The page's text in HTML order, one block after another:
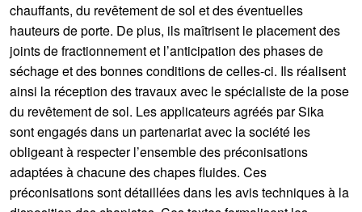
chauffants, du revêtement de sol et des éventuelles
hauteurs de porte. De plus, ils maîtrisent le placement des
joints de fractionnement et l’anticipation des phases de
séchage et des bonnes conditions de celles-ci. Ils réalisent
ainsi la réception des travaux avec le spécialiste de la pose
du revêtement de sol. Les applicateurs agréés par Sika
sont engagés dans un partenariat avec la société les
obligeant à respecter l’ensemble des préconisations
adaptées à chacune des chapes fluides. Ces
préconisations sont détaillées dans les avis techniques à la